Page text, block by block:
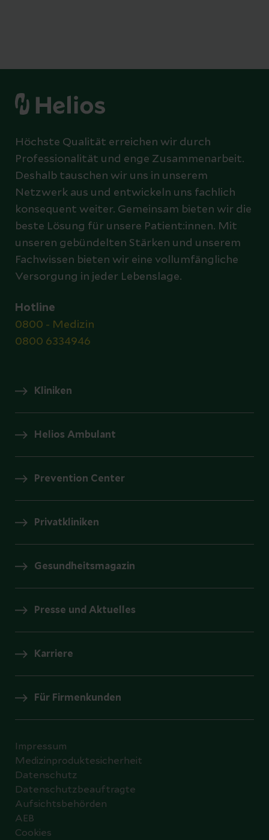
Höchste Qualität erreichen wir durch
Professionalität und enge Zusammenarbeit.
Deshalb tauschen wir uns in unserem
Netzwerk aus und entwickeln uns fachlich
konsequent weiter. Gemeinsam bieten wir die
beste Lösung für unsere Patient:innen. Mit
unseren gebündelten Stärken und unserem
Fachwissen bieten wir eine vollumfängliche
Versorgung in jeder Lebenslage.
Hotline
0800 - Medizin
0800 6334946
Kliniken
Helios Ambulant
Prevention Center
Privatkliniken
Gesundheitsmagazin
Presse und Aktuelles
Karriere
Für Firmenkunden
Impressum
Medizinproduktesicherheit
Datenschutz
Datenschutzbeauftragte
Aufsichtsbehörden
AEB
Cookies